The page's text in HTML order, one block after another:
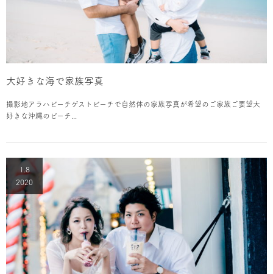
大好きな海で家族写真
撮影地アラハビーチゲストビーチで自然体の家族写真が希望のご家族ご要望大
好きな沖縄のビーチ...
1.8
2020